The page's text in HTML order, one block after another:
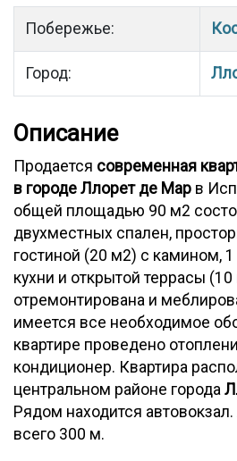
Побережье:
Город:
Описание
Продается современная
в городе Ллорет де Мар в
общей площадью 90 м2
двухместных спален,
гостиной (20 м2) с камином,
кухни и открытой террасы
отремонтирована и
имеется все необходимое
квартире проведено
кондиционер. Квартира
центральном районе города
Рядом находится
всего 300 м.